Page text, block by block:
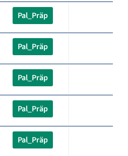
Pal_Präp
Pal_Präp
Pal_Präp
Pal_Präp
Pal_Präp